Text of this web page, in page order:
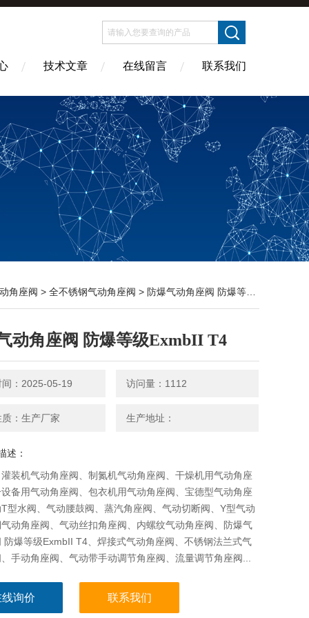
技术文章 在线留言 联系我们
角座阀 > 全不锈钢气动角座阀 > 防爆气动角座阀 防爆等级ExmbII T4
气动角座阀 防爆等级ExmbII T4
间：2025-05-19 访问量：1112
质：生产厂家 生产地址：
述：
装机气动角座阀、制氮机气动角座阀、干燥机用气动角座
备用气动角座阀、包衣机用气动角座阀、宝德型气动角座
型水阀、气动腰鼓阀、蒸汽角座阀、气动切断阀、Y型气动
动角座阀、气动丝扣角座阀、内螺纹气动角座阀、防爆气
防爆等级ExmbII T4、焊接式气动角座阀、不锈钢法兰式气
手动角座阀、气动带手动调节角座阀、流量调节角座阀...
询价 联系我们